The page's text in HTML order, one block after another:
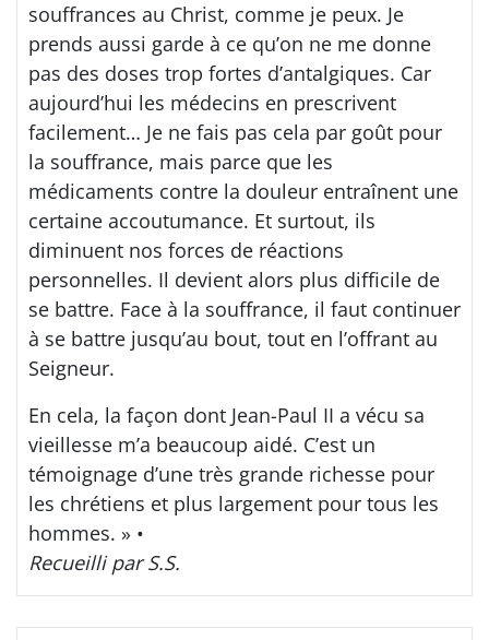
souffrances au Christ, comme je peux. Je
prends aussi garde à ce qu’on ne me donne
pas des doses trop fortes d’antalgiques. Car
aujourd’hui les médecins en prescrivent
facilement… Je ne fais pas cela par goût pour
la souffrance, mais parce que les
médicaments contre la douleur entraînent une
certaine accoutumance. Et surtout, ils
diminuent nos forces de réactions
personnelles. Il devient alors plus difficile de
se battre. Face à la souffrance, il faut continuer
à se battre jusqu’au bout, tout en l’offrant au
Seigneur.
En cela, la façon dont Jean-Paul II a vécu sa
vieillesse m’a beaucoup aidé. C’est un
témoignage d’une très grande richesse pour
les chrétiens et plus largement pour tous les
hommes. » •
Recueilli par S.S.